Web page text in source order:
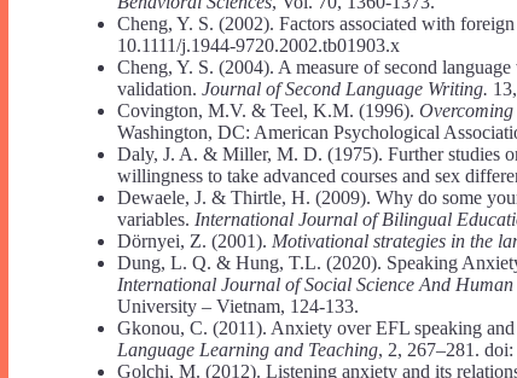
Cheng, Y. S. (2002). Factors associated with
10.1111/j.1944-9720.2002.tb01903.x
Cheng, Y. S. (2004). A measure of second
validation. Journal of Second Language Writing.
Covington, M.V. & Teel, K.M. (1996).
Washington, DC: American Psychological
Daly, J. A. & Miller, M. D. (1975). Further studies
willingness to take advanced courses and sex
Dewaele, J. & Thirtle, H. (2009). Why do some
variables. International Journal of Bilingual
Dörnyei, Z. (2001). Motivational strategies in the
Dung, L. Q. & Hung, T.L. (2020). Speaking
International Journal of Social Science And Human
University – Vietnam, 124-133.
Gkonou, C. (2011). Anxiety over EFL speaking
Language Learning and Teaching, 2, 267–281.
Golchi, M. (2012). Listening anxiety and its